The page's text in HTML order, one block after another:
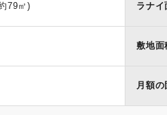
79㎡) ラナイ
敷地面
月額